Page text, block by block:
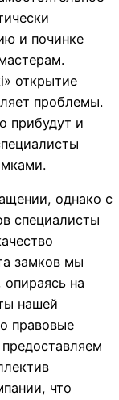
и починке
открытие
проблемы.
прибудут и
однако с
специалисты
замков мы
на
нашей
правовые
что